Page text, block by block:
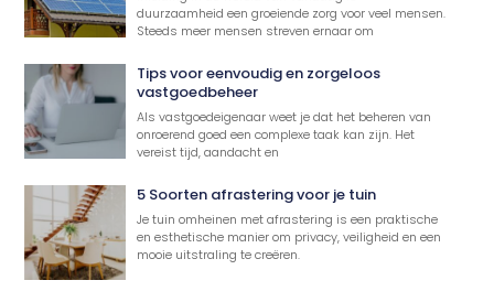
duurzaamheid een groeiende zorg voor veel mensen.
Steeds meer mensen streven ernaar om
Tips voor eenvoudig en zorgeloos
vastgoedbeheer
Als vastgoedeigenaar weet je dat het beheren van
onroerend goed een complexe taak kan zijn. Het
vereist tijd, aandacht en
5 Soorten afrastering voor je tuin
Je tuin omheinen met afrastering is een praktische
en esthetische manier om privacy, veiligheid en een
mooie uitstraling te creëren.